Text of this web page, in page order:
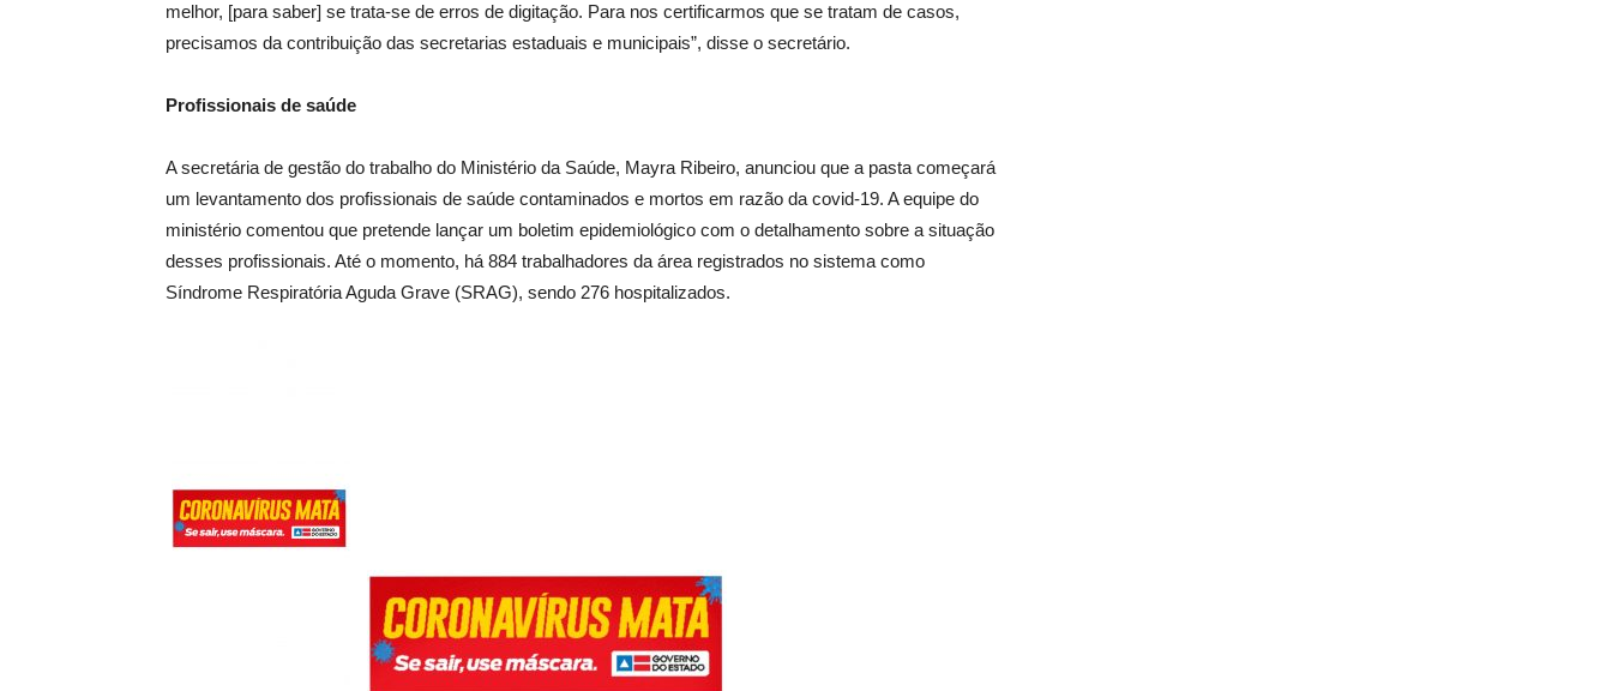
melhor, [para saber] se trata-se de erros de digitação. Para nos certificarmos que se tratam de casos,
precisamos da contribuição das secretarias estaduais e municipais”, disse o secretário.
Profissionais de saúde
A secretária de gestão do trabalho do Ministério da Saúde, Mayra Ribeiro, anunciou que a pasta começará
um levantamento dos profissionais de saúde contaminados e mortos em razão da covid-19. A equipe do
ministério comentou que pretende lançar um boletim epidemiológico com o detalhamento sobre a situação
desses profissionais. Até o momento, há 884 trabalhadores da área registrados no sistema como
Síndrome Respiratória Aguda Grave (SRAG), sendo 276 hospitalizados.